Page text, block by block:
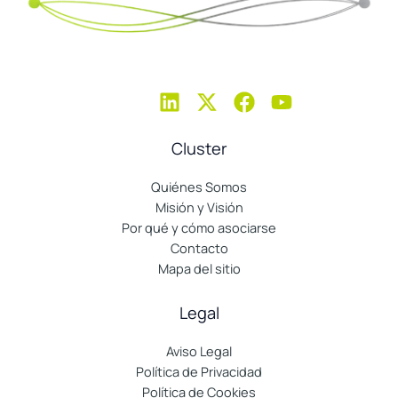
Cluster
Quiénes Somos
Misión y Visión
Por qué y cómo asociarse
Contacto
Mapa del sitio
Legal
Aviso Legal
Política de Privacidad
Política de Cookies